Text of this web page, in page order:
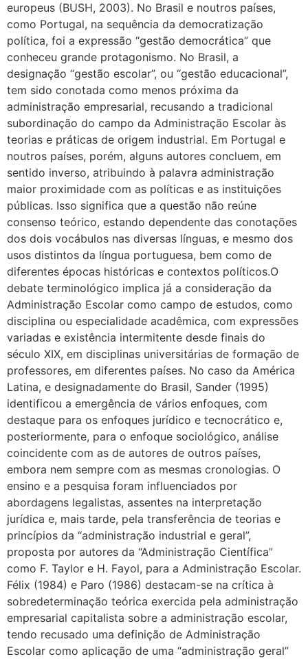
europeus (BUSH, 2003). No Brasil e noutros países,
como Portugal, na sequência da democratização
política, foi a expressão “gestão democrática” que
conheceu grande protagonismo. No Brasil, a
designação “gestão escolar”, ou “gestão educacional”,
tem sido conotada como menos próxima da
administração empresarial, recusando a tradicional
subordinação do campo da Administração Escolar às
teorias e práticas de origem industrial. Em Portugal e
noutros países, porém, alguns autores concluem, em
sentido inverso, atribuindo à palavra administração
maior proximidade com as políticas e as instituições
públicas. Isso significa que a questão não reúne
consenso teórico, estando dependente das conotações
dos dois vocábulos nas diversas línguas, e mesmo dos
usos distintos da língua portuguesa, bem como de
diferentes épocas históricas e contextos políticos.O
debate terminológico implica já a consideração da
Administração Escolar como campo de estudos, como
disciplina ou especialidade acadêmica, com expressões
variadas e existência intermitente desde finais do
século XIX, em disciplinas universitárias de formação de
professores, em diferentes países. No caso da América
Latina, e designadamente do Brasil, Sander (1995)
identificou a emergência de vários enfoques, com
destaque para os enfoques jurídico e tecnocrático e,
posteriormente, para o enfoque sociológico, análise
coincidente com as de autores de outros países,
embora nem sempre com as mesmas cronologias. O
ensino e a pesquisa foram influenciados por
abordagens legalistas, assentes na interpretação
jurídica e, mais tarde, pela transferência de teorias e
princípios da “administração industrial e geral”,
proposta por autores da “Administração Científica”
como F. Taylor e H. Fayol, para a Administração Escolar.
Félix (1984) e Paro (1986) destacam-se na crítica à
sobredeterminação teórica exercida pela administração
empresarial capitalista sobre a administração escolar,
tendo recusado uma definição de Administração
Escolar como aplicação de uma “administração geral”